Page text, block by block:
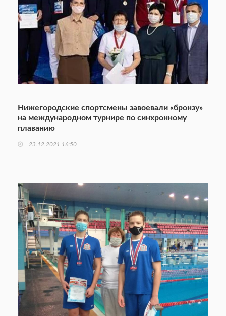
Нижегородские спортсмены завоевали «бронзу»
на международном турнире по синхронному
плаванию
23.12.2021 16:50